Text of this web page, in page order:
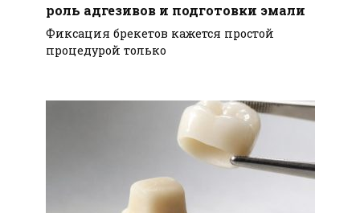
роль адгезивов и подготовки эмали
Фиксация брекетов кажется простой
процедурой только